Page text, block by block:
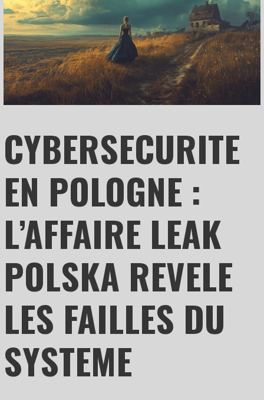
CYBERSECURITE
EN POLOGNE :
L’AFFAIRE LEAK
POLSKA REVELE
LES FAILLES DU
SYSTEME